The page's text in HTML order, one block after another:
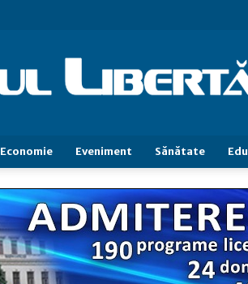
Cuvântul
Libertăţii
Economie Eveniment Sănătate